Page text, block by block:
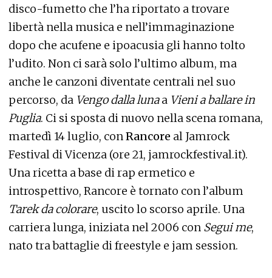
disco-fumetto che l’ha riportato a trovare
libertà nella musica e nell’immaginazione
dopo che acufene e ipoacusia gli hanno tolto
l’udito. Non ci sarà solo l’ultimo album, ma
anche le canzoni diventate centrali nel suo
percorso, da Vengo dalla lunaa Vieni a ballare in
Puglia. Ci si sposta di nuovo nella scena romana,
martedì 14 luglio, conRancore al Jamrock
Festival di Vicenza (ore 21, jamrockfestival.it).
Una ricetta a base di rap ermetico e
introspettivo, Rancore è tornato con l’album
Tarek da colorare, uscito lo scorso aprile. Una
carriera lunga, iniziata nel 2006 con Segui me,
nato tra battaglie di freestyle e jam session.